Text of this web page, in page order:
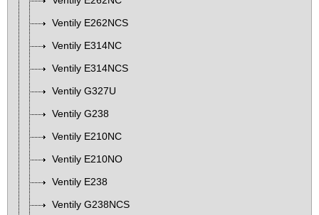
Ventily E262NCS
Ventily E314NC
Ventily E314NCS
Ventily G327U
Ventily G238
Ventily E210NC
Ventily E210NO
Ventily E238
Ventily G238NCS